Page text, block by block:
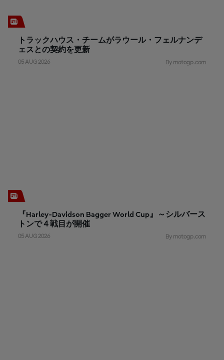
トラックハウス・チームがラウール・フェルナンデ
ェスとの契約を更新
05 AUG 2026 By motogp.com
『Harley-Davidson Bagger World Cup』～シルバース
トンで４戦目が開催
05 AUG 2026 By motogp.com